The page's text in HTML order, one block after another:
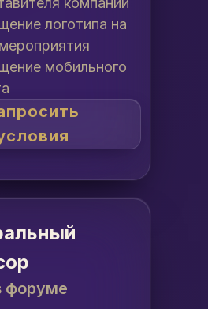
логотипа на
мобильного
форуме